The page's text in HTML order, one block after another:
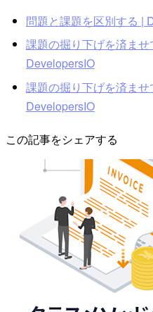
問題と課題を区別する |
課題の掘り下げを済ま
DevelopersIO
課題の掘り下げを済ま
DevelopersIO
この記事をシェアする